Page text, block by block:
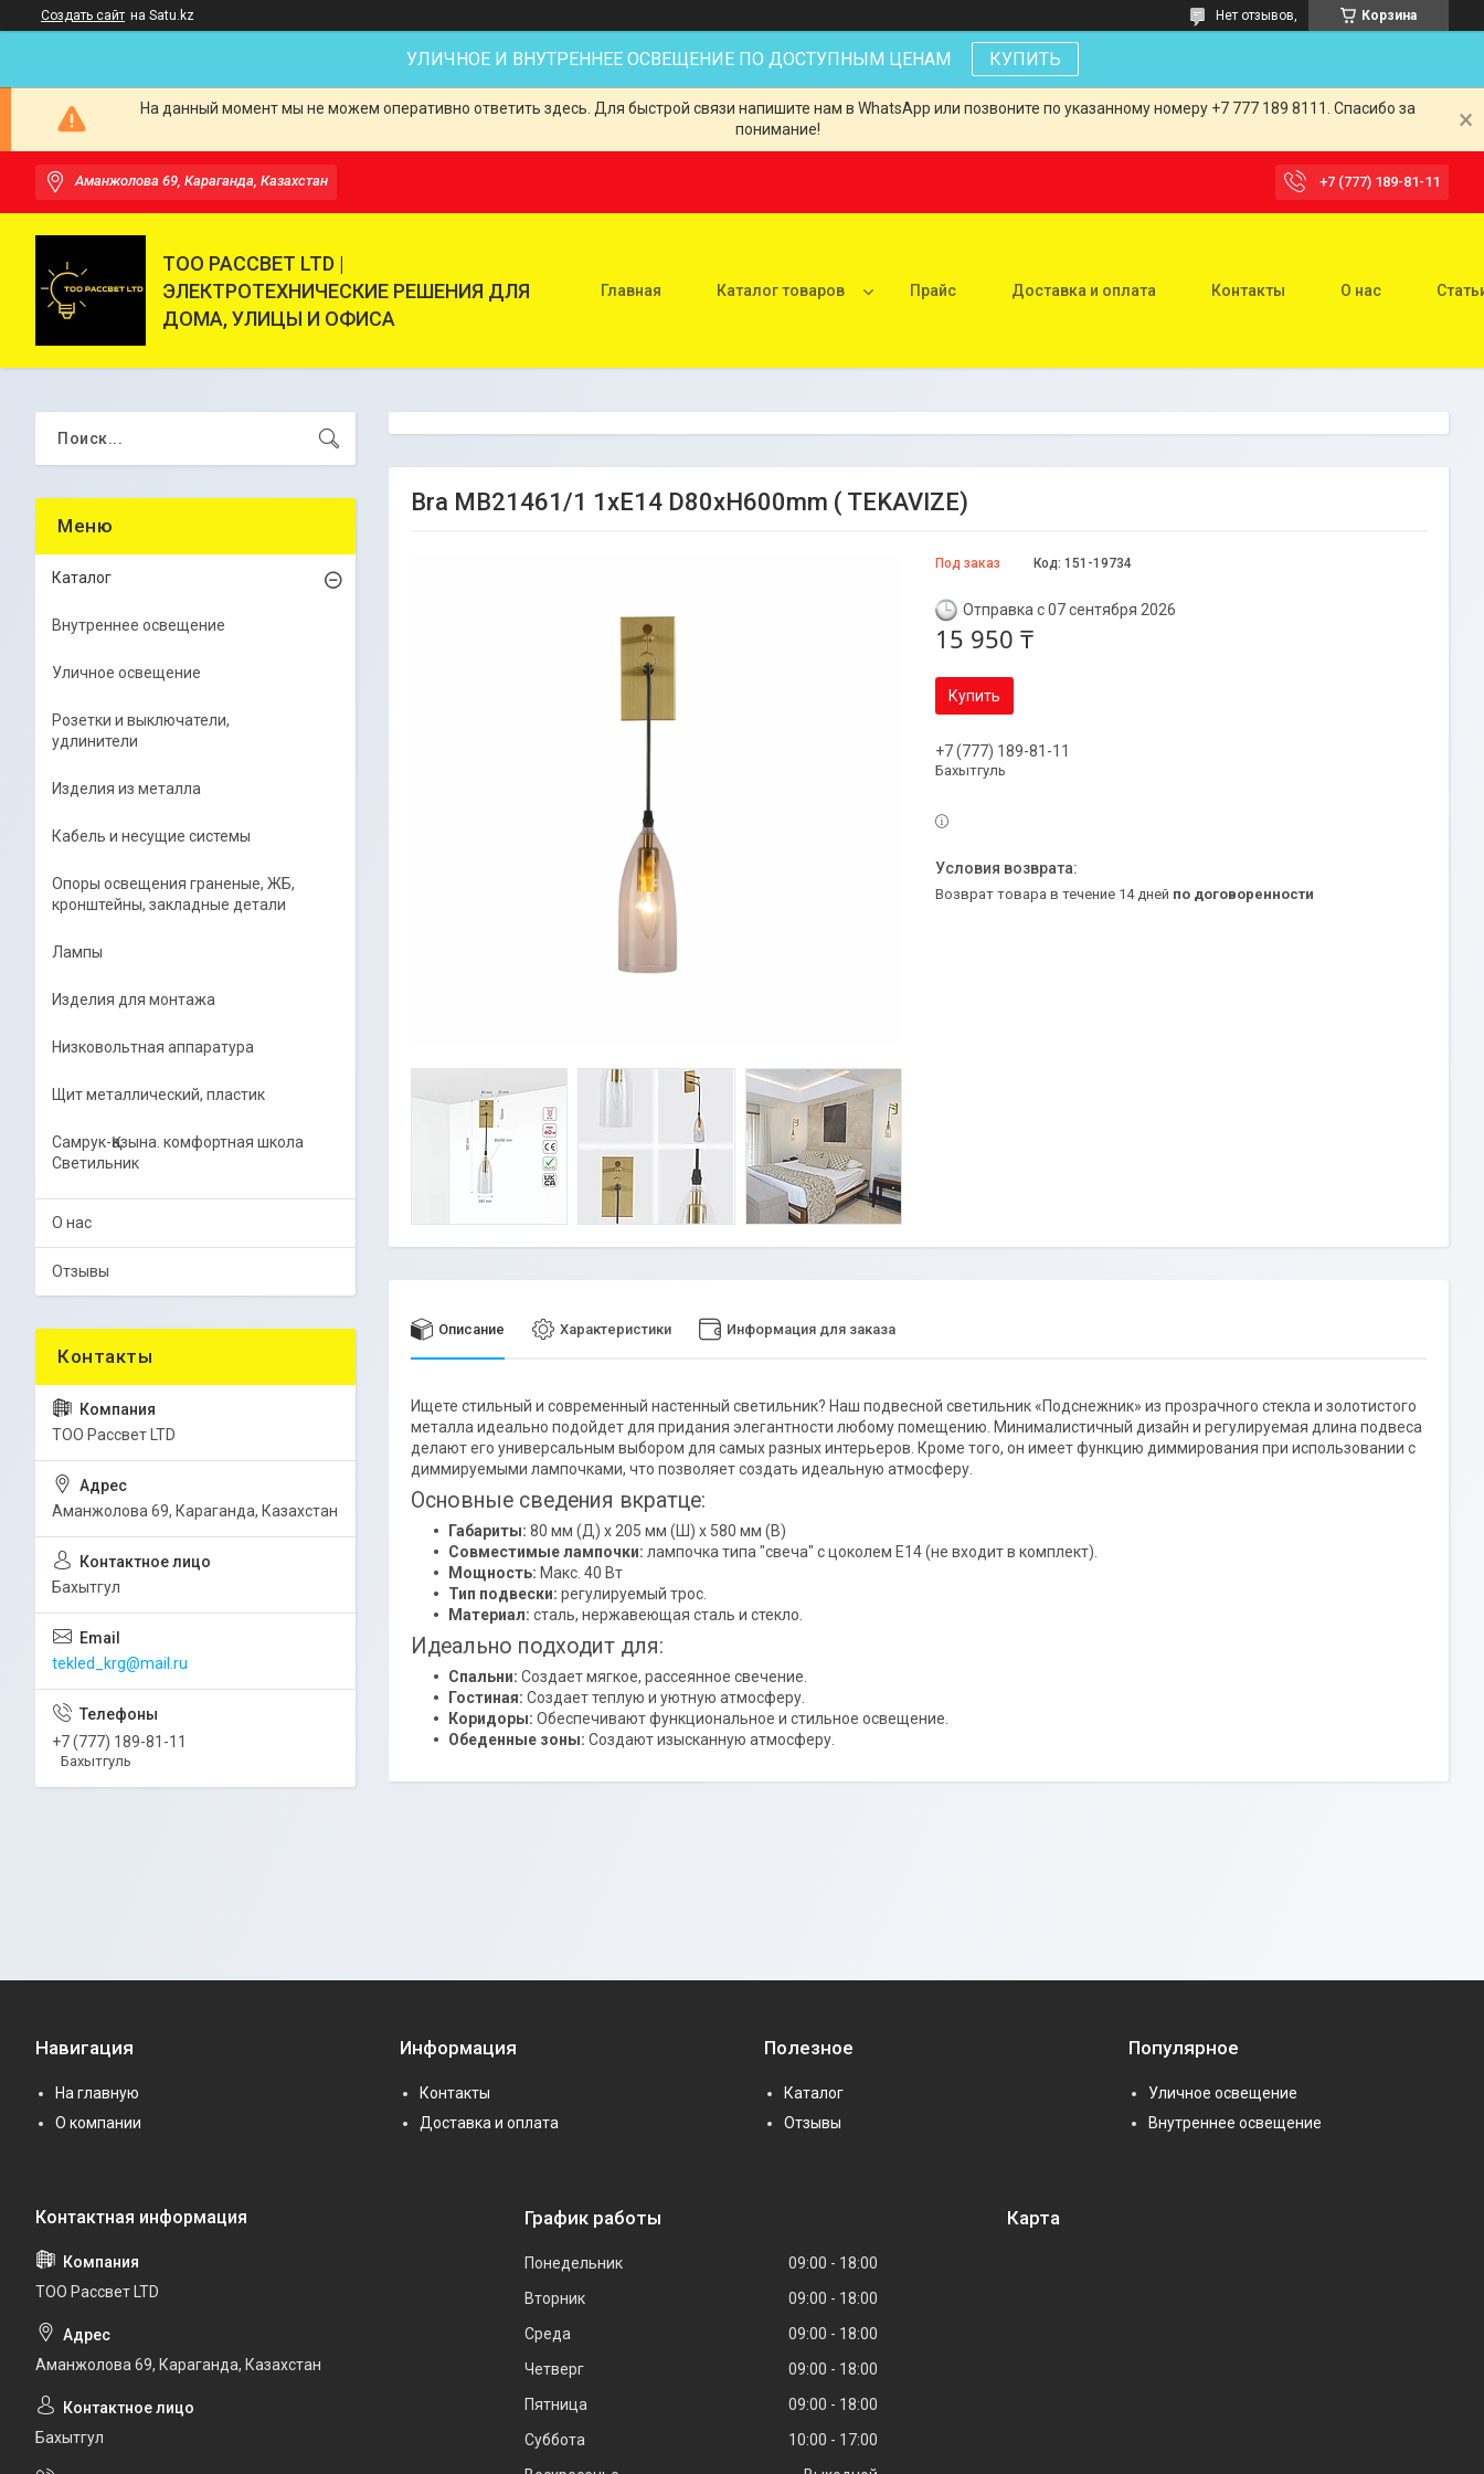
Создать сайт на Satu.kz Корзина
Нет отзывов,
УЛИЧНОЕ И ВНУТРЕННЕЕ ОСВЕЩЕНИЕ ПО ДОСТУПНЫМ ЦЕНАМ КУПИТЬ
На данный момент мы не можем оперативно ответить здесь. Для быстрой связи напишите нам в WhatsApp или позвоните по указанному номеру +7 777 189 8111. Спасибо за
понимание!
Аманжолова 69, Караганда, Казахстан +7 (777) 189-81-11
ТОО РАССВЕТ LTD |
ЭЛЕКТРОТЕХНИЧЕСКИЕ РЕШЕНИЯ ДЛЯ
ДОМА, УЛИЦЫ И ОФИСА
Главная Каталог товаров Прайс Доставка и оплата Контакты О нас
Bra MB21461/1 1xE14 D80xH600mm ( TEKAVIZE)
Под заказ Код: 151-19734
Отправка с 07 сентября 2026
15 950 ₸
Купить
+7 (777) 189-81-11
Бахытгуль
возврат товара в течение 14 дней по договоренности
Описание Характеристики Информация для заказа
Ищете стильный и современный настенный светильник? Наш подвесной светильник «Подснежник» из прозрачного стекла и золотистого
металла идеально подойдет для придания элегантности любому помещению. Минималистичный дизайн и регулируемая длина подвеса
делают его универсальным выбором для самых разных интерьеров. Кроме того, он имеет функцию диммирования при использовании с
диммируемыми лампочками, что позволяет создать идеальную атмосферу.
Основные сведения вкратце:
Габариты: 80 мм (Д) x 205 мм (Ш) x 580 мм (В)
Совместимые лампочки: лампочка типа "свеча" с цоколем E14 (не входит в комплект).
Мощность: Макс. 40 Вт
Тип подвески: регулируемый трос.
Материал: сталь, нержавеющая сталь и стекло.
Идеально подходит для:
Спальни: Создает мягкое, рассеянное свечение.
Гостиная: Создает теплую и уютную атмосферу.
Коридоры: Обеспечивают функциональное и стильное освещение.
Обеденные зоны: Создают изысканную атмосферу.
Каталог
Внутреннее освещение
Уличное освещение
Розетки и выключатели,
удлинители
Изделия из металла
Кабель и несущие системы
Опоры освещения граненые, ЖБ,
кронштейны, закладные детали
Лампы
Изделия для монтажа
Низковольтная аппаратура
Щит металлический, пластик
Самрук-Қазына. комфортная школа
Светильник
О нас
Отзывы
ТОО Рассвет LTD
Аманжолова 69, Караганда, Казахстан
Бахытгул
tekled_krg@mail.ru
+7 (777) 189-81-11
Бахытгуль
Навигация
На главную
О компании
Информация
Контакты
Доставка и оплата
Полезное
Каталог
Отзывы
Популярное
Уличное освещение
Внутреннее освещение
ТОО Рассвет LTD
Аманжолова 69, Караганда, Казахстан
Бахытгул
График работы
Понедельник 09:00
18:00
Вторник
09:00
18:00
Среда
09:00
18:00
Четверг
09:00
18:00
Пятница
09:00
18:00
Суббота
10:00
17:00
Карта